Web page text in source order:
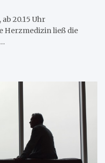
20.15 Uhr
Herzmedizin ließ die